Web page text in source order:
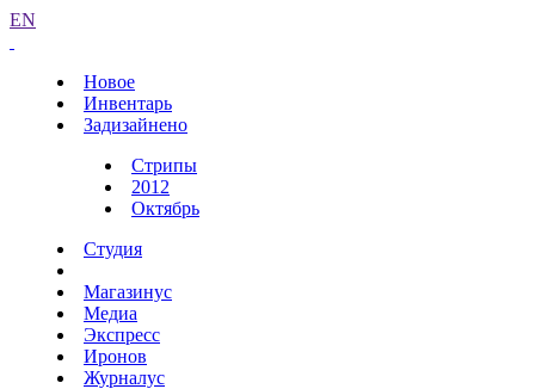
EN
Новое
Инвентарь
Задизайнено
Стрипы
2012
Октябрь
Студия
Магазинус
Медиа
Экспресс
Иронов
Журналус